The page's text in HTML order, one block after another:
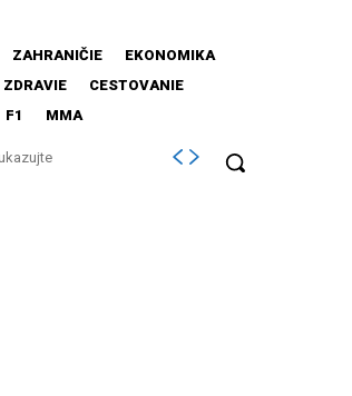
ZAHRANIČIE
EKONOMIKA
ZDRAVIE
CESTOVANIE
F1 MMA